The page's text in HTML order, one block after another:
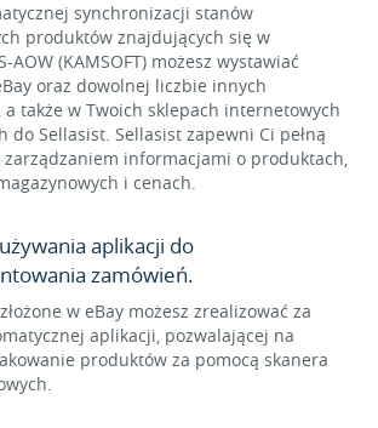
synchronizacji stanów
produktów znajdujących się w
AOW (KAMSOFT) możesz wystawiać
oraz dowolnej liczbie innych
a także w Twoich sklepach internetowych
do Sellasist. Sellasist zapewni Ci pełną
informacjami o produktach,
i cenach.
aplikacji do
zamówień.
w eBay możesz zrealizować za
aplikacji, pozwalającej na
produktów za pomocą skanera